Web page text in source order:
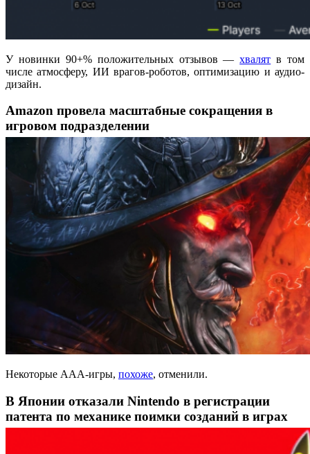
У новинки 90+% положительных отзывов —хвалят в том
числе атмосферу, ИИ врагов-роботов, оптимизацию и аудио-
дизайн.
Amazon провела масштабные сокращения в
игровом подразделении
Некоторые AAA-игры, похоже, отменили.
В Японии отказали Nintendo в регистрации
патента по механике поимки созданий в играх